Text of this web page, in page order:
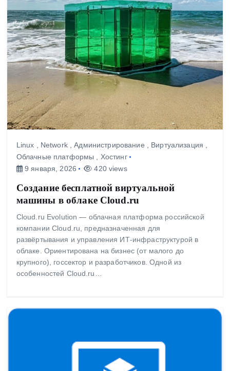
Linux , Network,Администрирование , Виртуализация ,
Облачные платформы , Хостинг
9 января, 2026
420 views
Создание бесплатной виртуальной
машины в облаке Cloud.ru
Cloud.ru Evolution — облачная платформа российской
компании Cloud.ru, предназначенная для
развёртывания и управления ИТ‑инфраструктурой в
облаке. Ориентирована на бизнес (от малого до
крупного), госсектор и разработчиков. Одной из
особенностей Cloud.ru…